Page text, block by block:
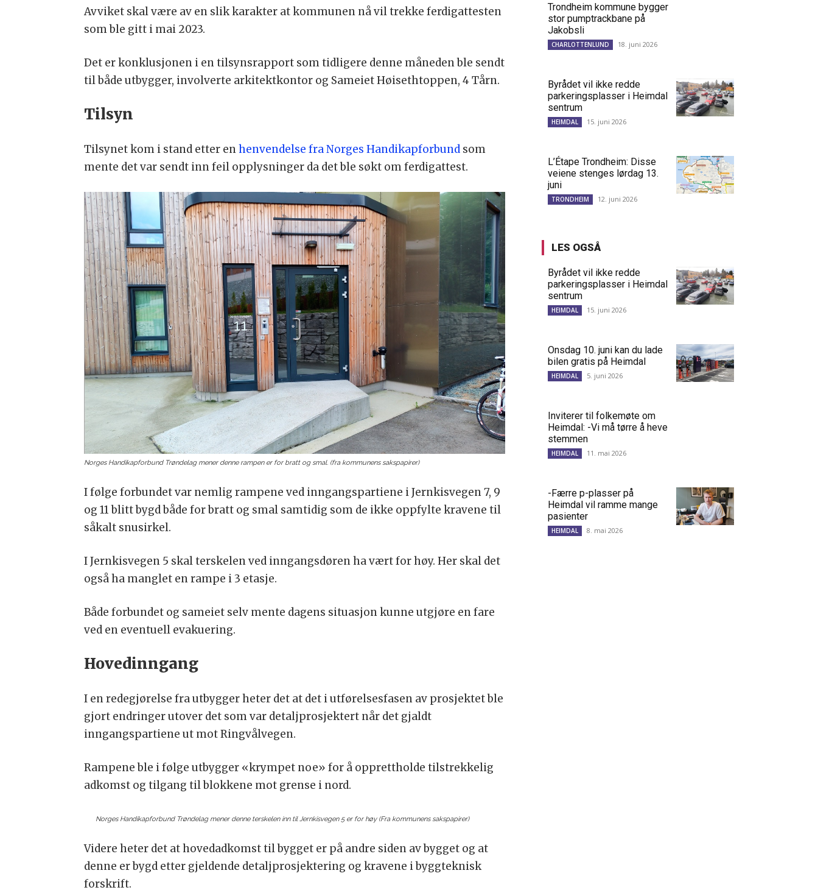
Avviket skal være av en slik karakter at kommunen nå vil trekke ferdigattesten
som ble gitt i mai 2023.
Det er konklusjonen i en tilsynsrapport som tidligere denne måneden ble sendt
til både utbygger, involverte arkitektkontor og Sameiet Høisethtoppen, 4 Tårn.
Tilsyn
Tilsynet kom i stand etter enhenvendelse fra Norges Handikapforbund som
mente det var sendt inn feil opplysninger da det ble søkt om ferdigattest.
Norges Handikapforbund Trøndelag mener denne rampen er for bratt og smal. (fra kommunens sakspapirer)
I følge forbundet var nemlig rampene ved inngangspartiene i Jernkisvegen 7, 9
og 11 blitt bygd både for bratt og smal samtidig som de ikke oppfylte kravene til
såkalt snusirkel.
I Jernkisvegen 5 skal terskelen ved inngangsdøren ha vært for høy. Her skal det
også ha manglet en rampe i 3 etasje.
Både forbundet og sameiet selv mente dagens situasjon kunne utgjøre en fare
ved en eventuell evakuering.
Hovedinngang
I en redegjørelse fra utbygger heter det at det i utførelsesfasen av prosjektet ble
gjort endringer utover det som var detaljprosjektert når det gjaldt
inngangspartiene ut mot Ringvålvegen.
Rampene ble i følge utbygger «krympet noe» for å opprettholde tilstrekkelig
adkomst og tilgang til blokkene mot grense i nord.
Norges Handikapforbund Trøndelag mener denne terskelen inn til Jernkisvegen 5 er for høy (Fra kommunens sakspapirer)
Videre heter det at hovedadkomst til bygget er på andre siden av bygget og at
denne er bygd etter gjeldende detaljprosjektering og kravene i byggteknisk
forskrift.
Trondheim kommune bygger
stor pumptrackbane på
Jakobsli
CHARLOTTENLUND 18. juni 2026
Byrådet vil ikke redde
parkeringsplasser i Heimdal
sentrum
HEIMDAL 15. juni 2026
L’Étape Trondheim: Disse
veiene stenges lørdag 13.
juni
TRONDHEIM 12. juni 2026
LES OGSÅ
Byrådet vil ikke redde
parkeringsplasser i Heimdal
sentrum
HEIMDAL 15. juni 2026
Onsdag 10. juni kan du lade
bilen gratis på Heimdal
HEIMDAL 5. juni 2026
Inviterer til folkemøte om
Heimdal: -Vi må tørre å heve
stemmen
HEIMDAL 11. mai 2026
-Færre p-plasser på
Heimdal vil ramme mange
pasienter
HEIMDAL 8. mai 2026